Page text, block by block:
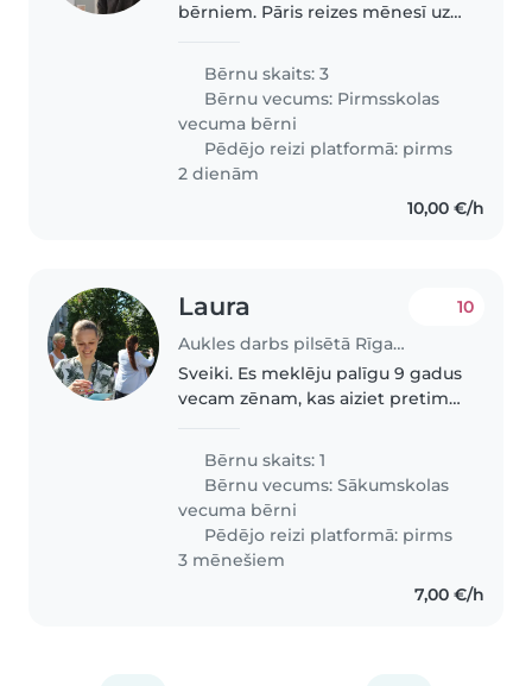
bērniem. Pāris reizes mēnesī uz
bērni guļ. Lai vecāki varētu
reizēm atpūsties un izziet no
mājām.
Bērnu skaits: 3
Bērnu vecums: Pirmsskolas
vecuma bērni
Pēdējo reizi platformā: pirms
2 dienām
10,00 €/h
Laura
Aukles darbs pilsētā Rīga | Babysits
10
Sveiki. Es meklēju palīgu 9 gadus
vecam zēnam, kas aiziet pretim
vai mājām, un, iespējams, palīdz
ar mājas uzkopšanu vai mācībām.
Centrs
Bērnu skaits: 1
Bērnu vecums:Sākumskolas
vecuma bērni
Pēdējo reizi platformā: pirms
3 mēnešiem
7,00 €/h